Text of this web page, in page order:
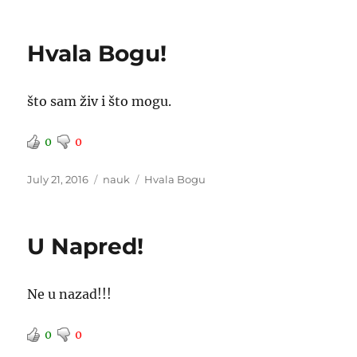
Hvala Bogu!
što sam živ i što mogu.
0 0
Posted
July 21, 2016 Categories
nauk Tags
Hvala Bogu
U Napred!
Ne u nazad!!!
0 0